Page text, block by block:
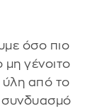
όσο πιο
μη γένοιτο
ύλη από το
συνδυασμό